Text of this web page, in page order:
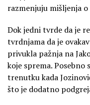
razmenjuju mišljenja
Dok jedni tvrde da je
tvrdnjama da je
privukla pažnja na
koje sprema. Posebno
trenutku kada
što je dodatno